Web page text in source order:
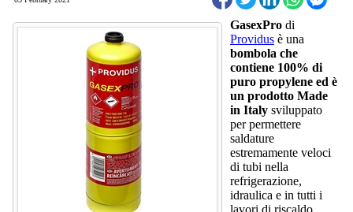
GasexPro di
Providus è una
bombola che
contiene 100% di
puro propylene ed è
un prodotto Made
in Italy sviluppato
per permettere
saldature
estremamente veloci
di tubi nella
refrigerazione,
idraulica e in tutti i
lavori di riscaldo.